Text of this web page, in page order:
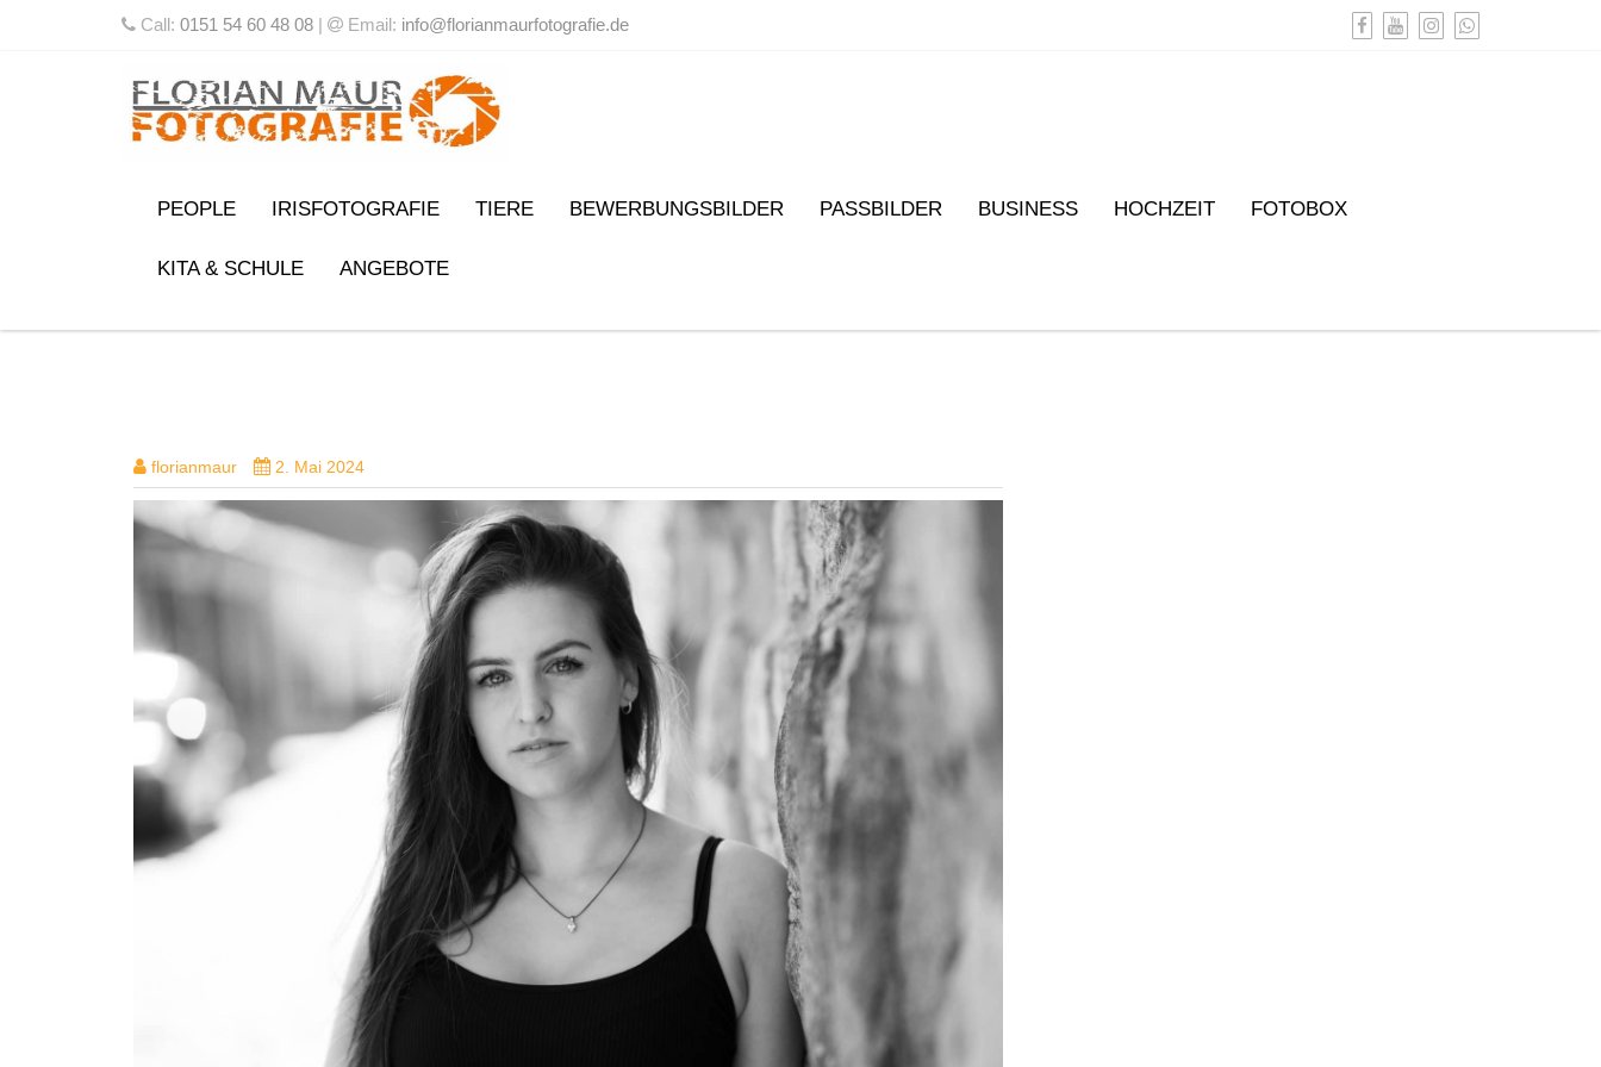
Call: 0151 54 60 48 08 | Email: info@florianmaurfotografie.de
PEOPLE IRISFOTOGRAFIE TIERE BEWERBUNGSBILDER PASSBILDER BUSINESS HOCHZEIT FOTOBOX
KITA & SCHULE ANGEBOTE
florianmaur 2. Mai 2024